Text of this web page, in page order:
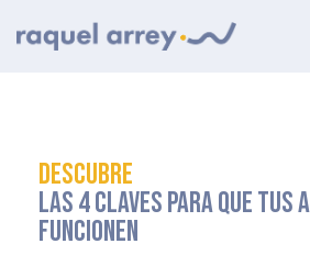
DESCUBRE
LAS 4 CLAVES PARA QUE TUS
FUNCIONEN